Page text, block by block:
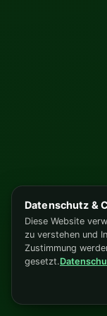
Datenschutz &
Diese Website
zu verstehen und
Zustimmung
gesetzt.